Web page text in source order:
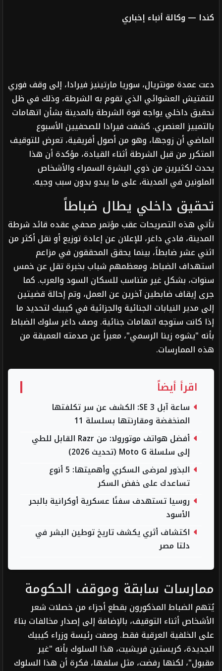
كندا — وكالة أنباء إخباري
دعت عمدة مونتريال، سوريا مارتينيز فيرادا، إلى وقف فوري
للتفتيش العشوائي الذي تقوم به الشرطة، وذلك في ظل
تحقيق داخلي يواجه قوة الشرطة بالمدينة بشأن اتهامات
بالتمييز العنصري. كشفت فيرادا للصحفيين الأسبوع
الماضي أن زوجها، وهو من أصول أفريقية، تعرض للتوقيف
المتكرر من قبل الشرطة أثناء القيادة، مؤكدة أن هذا
يحدث لكثيرين من ذوي البشرة السمراء والأشخاص
الملونين في المدينة، على ما يبدو بدون سبب وجيه.
تحقيق داخلي يطال ضباطاً
تأتي هذه التصريحات عقب مؤتمر صحفي عقده قائد شرطة
المدينة، فادي داغر، للإعلان عن إعادة توزيع أو نقل أكثر من
اثني عشر ضابطاً، بينما يحقق المحققون في مزاعم
استهداف الضباط، ومعظمهم شباب بخبرة تقل عن خمس
سنوات، بشكل غير متناسب للسكان السود والعرب. كما
جرى إيقاف ضابطين آخرين عن العمل، وتم إحالة قضيتين
إلى مدير النيابات الجنائية والجزائية في كيبيك لتحديد ما
إذا كانت ستوجه اتهامات جنائية. وصف داغر سلوك الضباط
بأنه "يشوه زينا الرسمي"، معبراً عن صدمته العميقة من
هذه الممارسات.
اقرأ أيضاً
ساعة آبل SE 3: الكشف عن سر تكلفتها
المنخفضة ومقارنتها بسلسلة 11
أفضل هواتف موتورولا: من Razr القابل للطي
إلى سلسلة Moto G (تحديث 2026)
البذور لمرضى السكري وأهميتها: 5 أنوع
تساعدك على خفض السكر
روسيا تستهدف سفنًا عسكرية أوكرانية بالبحر
الأسود
اكتشاف أثري يكشف تاريخ توطين البشر في
دلتا مصر
ممارسات سابقة وموقف الحكومة
يُتهم الضباط المذكورون بقطع أجزاء من خصلات شعر
الأشخاص أثناء التوقيف، بالإضافة إلى إصدار مخالفات بناءً
على الخلفية العرقية فقط. وصفت رئيسة وزراء كيبيك
الجديدة، كريستين فريشيت، هذا السلوك بأنه "غير
مقبول"، لكنها رفضت، مثل سلفها، فكرة أن هذا السلوك